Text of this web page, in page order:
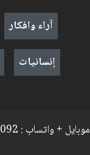
آراء وافكار
إنسانيات
موبايل + واتساب : 009647902409092